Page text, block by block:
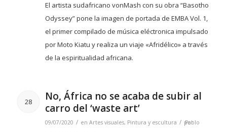
El artista sudafricano vonMash con su obra “Basotho
Odyssey” pone la imagen de portada de EMBA Vol. 1,
el primer compilado de música eléctronica impulsado
por Moto Kiatu y realiza un viaje «Afridélico» a través
de la espiritualidad africana.
28
No, África no se acaba de subir al
carro del ‘waste art’
09/07/2020 / en Artes visuales, Pintura y escultura / por
Pablo